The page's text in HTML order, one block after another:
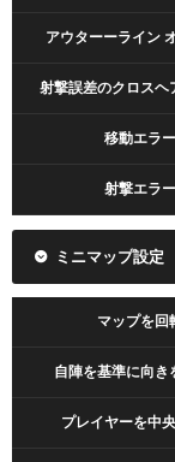
アウターーライン
射撃誤差のクロスヘ
移動エラー
射撃エラー
ミニマップ設定
マップを回
自陣を基準に向き
プレイヤーを中